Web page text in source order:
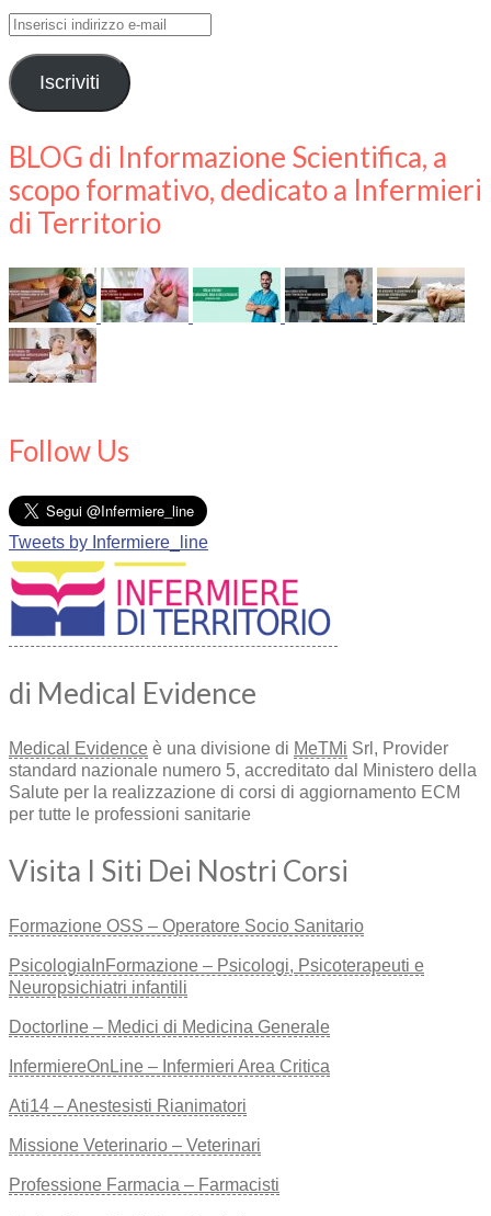
Inserisci
e-
mail Iscriviti
BLOG di Informazione Scientifica, a
scopo formativo, dedicato a Infermieri
di Territorio
Follow Us
Tweets by Infermiere_line
di Medical Evidence
Medical Evidence è una divisione di MeTMi Srl, Provider
standard nazionale numero 5, accreditato dal Ministero della
Salute per la realizzazione di corsi di aggiornamento ECM
per tutte le professioni sanitarie
Visita I Siti Dei Nostri Corsi
Formazione OSS – Operatore Socio Sanitario
PsicologiaInFormazione – Psicologi, Psicoterapeuti e
Neuropsichiatri infantili
Doctorline – Medici di Medicina Generale
InfermiereOnLine – Infermieri Area Critica
Ati14 – Anestesisti Rianimatori
Missione Veterinario – Veterinari
Professione Farmacia – Farmacisti